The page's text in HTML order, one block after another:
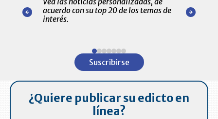
nuestro
para
acuerdo con su top 20 de los temas de
interés.
de las
Suscribirse
¿Quiere publicar su edicto en
línea?